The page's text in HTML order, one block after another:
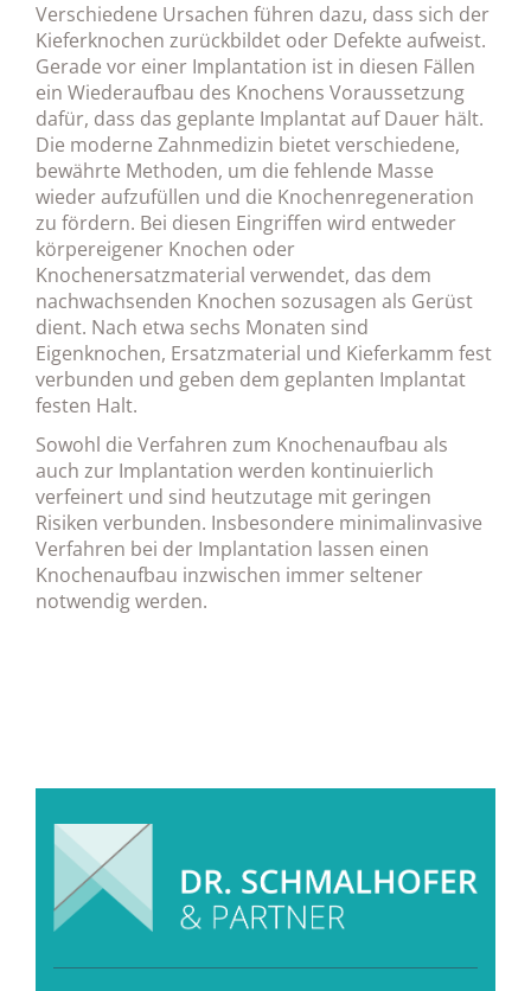
Verschiedene Ursachen führen dazu, dass sich der
Kieferknochen zurückbildet oder Defekte aufweist.
Gerade vor einer Implantation ist in diesen Fällen
ein Wiederaufbau des Knochens Voraussetzung
dafür, dass das geplante Implantat auf Dauer hält.
Die moderne Zahnmedizin bietet verschiedene,
bewährte Methoden, um die fehlende Masse
wieder aufzufüllen und die Knochenregeneration
zu fördern. Bei diesen Eingriffen wird entweder
körpereigener Knochen oder
Knochenersatzmaterial verwendet, das dem
nachwachsenden Knochen sozusagen als Gerüst
dient. Nach etwa sechs Monaten sind
Eigenknochen, Ersatzmaterial und Kieferkamm fest
verbunden und geben dem geplanten Implantat
festen Halt.
Sowohl die Verfahren zum Knochenaufbau als
auch zur Implantation werden kontinuierlich
verfeinert und sind heutzutage mit geringen
Risiken verbunden. Insbesondere minimalinvasive
Verfahren bei der Implantation lassen einen
Knochenaufbau inzwischen immer seltener
notwendig werden.